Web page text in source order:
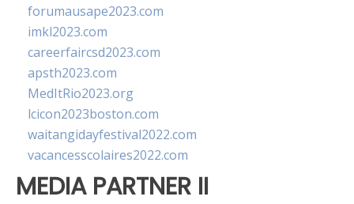
forumausape2023.com
imkl2023.com
careerfaircsd2023.com
apsth2023.com
MedItRio2023.org
lcicon2023boston.com
waitangidayfestival2022.com
vacancesscolaires2022.com
MEDIA PARTNER II